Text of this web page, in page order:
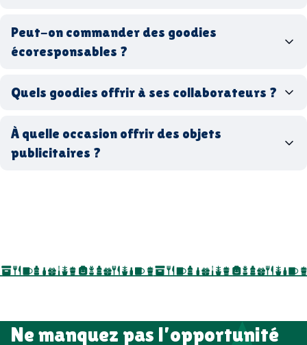
France Made in Europe goodies hi-tech
Peut-on commander des goodies
écoresponsables ?
goodies écologiques
recyclés, fabriqués en France ou en Europe,
biodégradables ou réutilisables
Quels goodies offrir à ses collaborateurs ?
entreprise
goodies utiles au bureau
À quelle occasion offrir des objets
publicitaires ?
salon professionnel
Ne manquez pas l’opportunité